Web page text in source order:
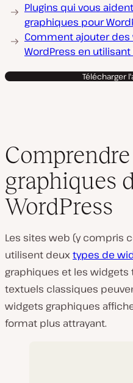
Plugins qui vous
graphiques pour
Comment ajouter
WordPress en
Télécharger
graphiques
WordPress
Les sites web (y compris
utilisent deuxtypes de
graphiques et les widgets
textuels classiques
widgets graphiques
format plus attrayant.